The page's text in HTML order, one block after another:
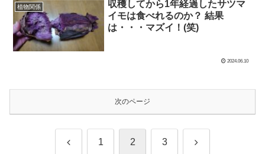
植物関係
収穫してから1年経過したサツマ
イモは食べれるのか？ 結果
は・・・マズイ！(笑)
2024.06.10
次のページ
前 1 2 3 次